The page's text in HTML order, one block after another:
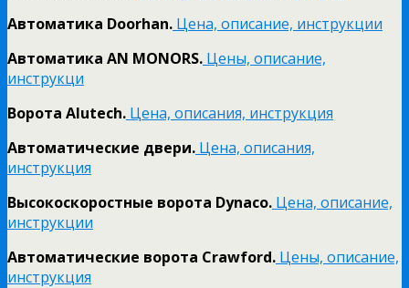
Автоматика Doorhan. Цена, описание, инструкции
Автоматика AN MONORS. Цены, описание,
инструкци
Ворота Alutech. Цена, описания, инструкция
Автоматические двери. Цена, описания,
инструкция
Высокоскоростные ворота Dynaco. Цена, описание,
инструкции
Автоматические ворота Crawford. Цены, описание,
инструкция